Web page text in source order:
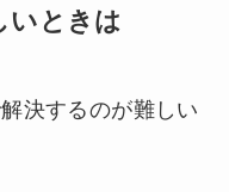
いときは
決するのが難しい